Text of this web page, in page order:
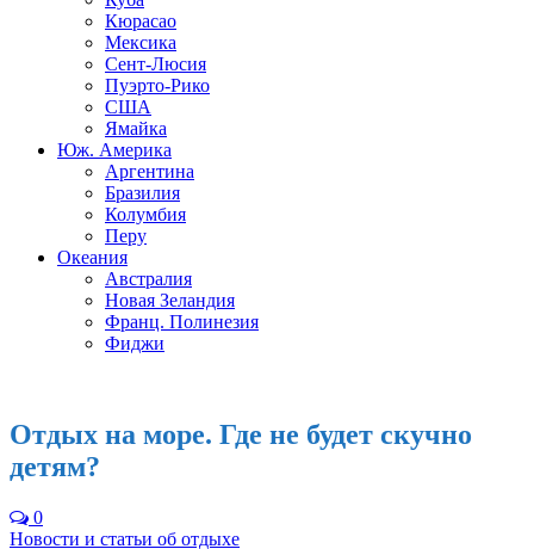
Кюрасао
Мексика
Сент-Люсия
Пуэрто-Рико
США
Ямайка
Юж. Америка
Аргентина
Бразилия
Колумбия
Перу
Океания
Австралия
Новая Зеландия
Франц. Полинезия
Фиджи
Отдых на море. Где не будет скучно
детям?
0
Новости и статьи об отдыхе